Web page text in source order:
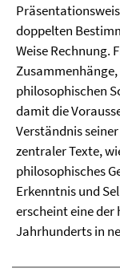
doppelten
Weise Rechnung.
Zusammenhänge,
philosophischen
damit die
Verständnis
zentraler Texte,
philosophisches
Erkenntnis und
erscheint eine der
Jahrhunderts in